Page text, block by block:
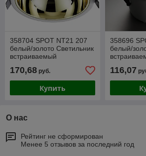
358704 SPOT NT21 207
белый/золото Светильник
встраиваемый
светодиодный IP20 LED
4000К 40W 100-265V
KNOF
170,68 руб.
Купить
358696
белый/
4000К 20W
KNOF
116,07
О нас
Рейтинг не сформирован
Менее 5 отзывов за последний год